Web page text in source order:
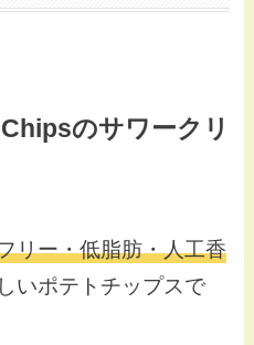
のサワークリ
リー・低脂肪・人工香
いポテトチップスで